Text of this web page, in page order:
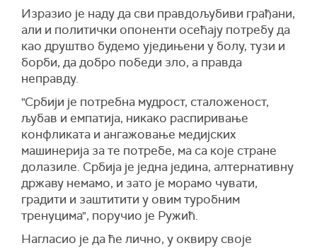
Изразио је наду да сви правдољубиви грађани,
али и политички опоненти осећају потребу да
као друштво будемо уједињени у болу, тузи и
борби, да добро победи зло, а правда
неправду.
"Србији је потребна мудрост, сталоженост,
љубав и емпатија, никако распиривање
конфликата и ангажовање медијских
машинерија за те потребе, ма са које стране
долазиле. Србија је једна једина, алтернативну
државу немамо, и зато је морамо чувати,
градити и заштитити у овим туробним
тренуцима", поручио је Ружић.
Нагласио је да ће лично, у оквиру своје